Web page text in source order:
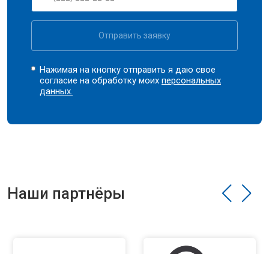
Отправить заявку
Нажимая на кнопку отправить я даю свое
согласие на обработку моихперсональных
данных.
Наши партнёры